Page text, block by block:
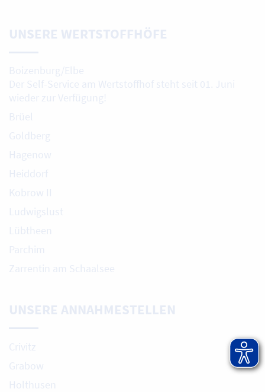
UNSERE WERTSTOFFHÖFE
Boizenburg/Elbe
Der Self-Service am Wertstoffhof steht seit 01. Juni
wieder zur Verfügung!
Brüel
Goldberg
Hagenow
Heiddorf
Kobrow II
Ludwigslust
Lübtheen
Parchim
Zarrentin am Schaalsee
UNSERE ANNAHMESTELLEN
Crivitz
Grabow
Holthusen